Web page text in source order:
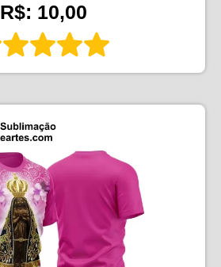
R$: 10,00